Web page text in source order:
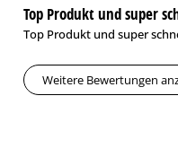
Top Produkt und super
Top Produkt und super
Weitere Bewertungen